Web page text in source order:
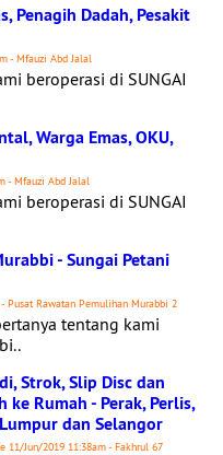
Penagih Dadah, Pesakit
- Mfauzi Abd Jalal
beroperasi di SUNGAI
Warga Emas, OKU,
- Mfauzi Abd Jalal
beroperasi di SUNGAI
- Sungai Petani
Pusat Rawatan Pemulihan Murabbi 2
tentang kami
Strok, Slip Disc dan
Rumah - Perak, Perlis,
dan Selangor
11/Jun/2019 11:38am - Fakhrul 67